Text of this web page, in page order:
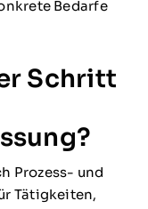
Bedarfe
Schritt
Prozess- und
Tätigkeiten,